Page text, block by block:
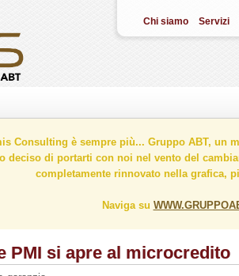
Chi siamo Servizi
Consulting è sempre più... Gruppo ABT, un
deciso di portarti con noi nel vento del
completamente rinnovato nella grafica,
Naviga su
PMI si apre al microcredito